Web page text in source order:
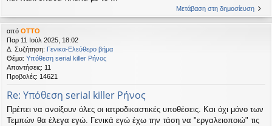
Μετάβαση στη δημοσίευση
από OTTO
Παρ 11 Ιούλ 2025, 18:02
Δ. Συζήτηση: Γενικα-Ελεύθερο βήμα
Θέμα: Υπόθεση serial killer Ρήνος
Απαντήσεις: 11
Προβολές: 14621
Re: Υπόθεση serial killer Ρήνος
Πρέπει να ανοίξουν όλες οι ιατροδικαστικές υποθέσεις. Και όχι μόνο των
Τεμπών θα έλεγα εγώ. Γενικά εγώ έχω την τάση να "εργαλειοποιώ" τις